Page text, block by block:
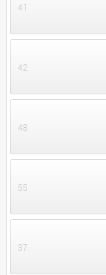
41
42
48
55
37